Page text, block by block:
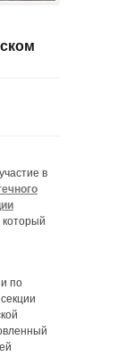
в
который
по